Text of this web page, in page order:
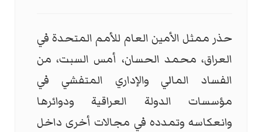
حذر ممثل الأمين العام للأمم المتحدة في
العراق، محمد الحسان، أمس السبت، من
الفساد المالي والإداري المتفشي في
مؤسسات الدولة العراقية ودوائرها
وانعكاسه وتمدده في مجالات أخرى داخل